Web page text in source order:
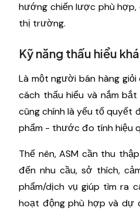
hướng chiến lược phù
thị trường.
Kỹ năng thấu hiểu
Là một người bán hàng
cách thấu hiểu và nắm
cũng chính là yếu tố quyết
phẩm - thước đo tính hiệu
Thế nên, ASM cần thu
đến nhu cầu, sở thích,
phẩm/dịch vụ giúp tìm ra
hoạt động phù hợp và dự